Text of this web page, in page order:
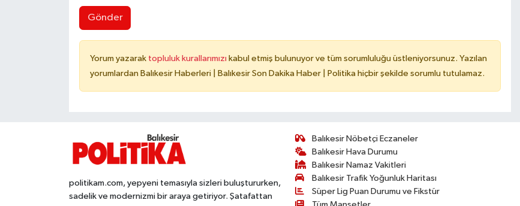
Gönder
Yorum yazarak topluluk kurallarımızı kabul etmiş bulunuyor ve tüm sorumluluğu üstleniyorsunuz. Yazılan
yorumlardan Balıkesir Haberleri | Balıkesir Son Dakika Haber | Politika hiçbir şekilde sorumlu tutulamaz.
politikam.com, yepyeni temasıyla sizleri buluştururken,
sadelik ve modernizmi bir araya getiriyor. Şatafattan
Balıkesir Nöbetçi Eczaneler
Balıkesir Hava Durumu
Balıkesir Namaz Vakitleri
Balıkesir Trafik Yoğunluk Haritası
Süper Lig Puan Durumu ve Fikstür